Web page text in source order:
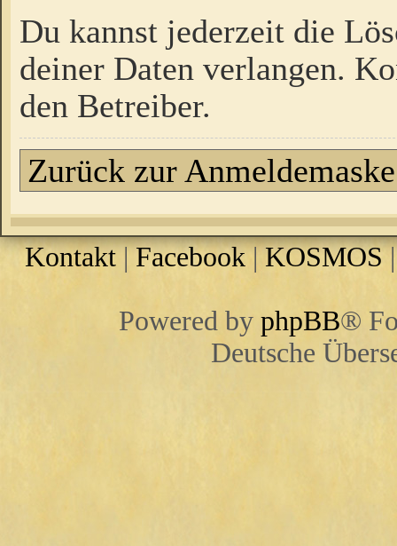
Du kannst jederzeit die
deiner Daten verlangen.
den Betreiber.
Zurück zur Anmeldemaske
Kontakt | Facebook| KOSMOS
Powered by phpBB®
Deutsche